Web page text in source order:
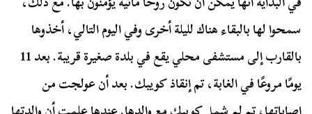
سمحوا لها بالبقاء هناك لليلة أخرى وفي اليوم التالي، أخذوها
بالقارب إلى مستشفى محلي يقع في بلدة صغيرة قريبة. بعد 11
يومًا مروعًا في الغابة، تم إنقاذ كويبك. بعد أن عولجت من